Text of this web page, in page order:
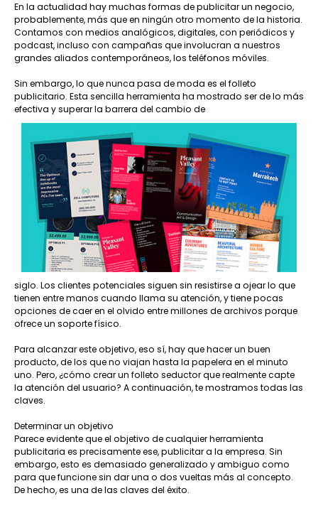
En la actualidad hay muchas formas de publicitar un negocio,
probablemente, más que en ningún otro momento de la historia.
Contamos con medios analógicos, digitales, con periódicos y
podcast, incluso con campañas que involucran a nuestros
grandes aliados contemporáneos, los teléfonos móviles.
Sin embargo, lo que nunca pasa de moda es el folleto
publicitario. Esta sencilla herramienta ha mostrado ser de lo más
efectiva y superar la barrera del cambio de
siglo. Los clientes potenciales siguen sin resistirse a ojear lo que
tienen entre manos cuando llama su atención, y tiene pocas
opciones de caer en el olvido entre millones de archivos porque
ofrece un soporte físico.
Para alcanzar este objetivo, eso sí, hay que hacer un buen
producto, de los que no viajan hasta la papelera en el minuto
uno. Pero, ¿cómo crear un folleto seductor que realmente capte
la atención del usuario? A continuación, te mostramos todas las
claves.
Determinar un objetivo
Parece evidente que el objetivo de cualquier herramienta
publicitaria es precisamente ese, publicitar a la empresa. Sin
embargo, esto es demasiado generalizado y ambiguo como
para que funcione sin dar una o dos vueltas más al concepto.
De hecho, es una de las claves del éxito.